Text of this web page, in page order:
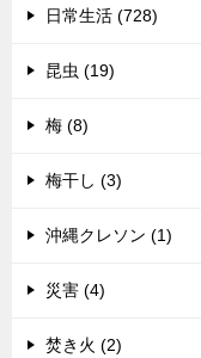
日常生活 (728)
昆虫 (19)
梅 (8)
梅干し (3)
沖縄クレソン (1)
災害 (4)
焚き火 (2)